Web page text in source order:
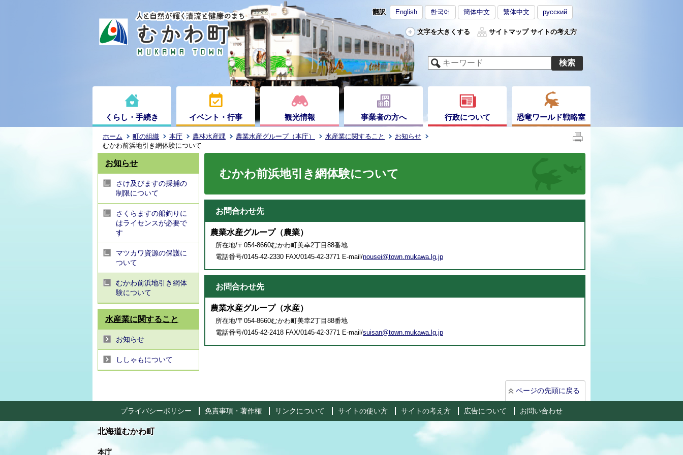
翻訳 English 한국어 簡体中文 繁体中文 русский
文字を大きくする サイトマップ サイトの考え方
くらし・手続き イベント・行事 観光情報 事業者の方へ 行政について 恐竜ワールド戦略室
ホーム 町の組織 本庁 農林水産課 農業水産グループ（本庁） 水産業に関すること
お知らせ
むかわ前浜地引き網体験について
お知らせ
さけ及びますの採捕の
制限について
さくらますの船釣りに
はライセンスが必要で
す
マツカワ資源の保護に
ついて
むかわ前浜地引き網体
験について
水産業に関すること
お知らせ
ししゃもについて
むかわ前浜地引き網体験について
お問合わせ先
農業水産グループ（農業）
所在地/〒054-8660むかわ町美幸2丁目88番地
電話番号/0145-42-2330 FAX/0145-42-3771 E-mail/nousei@town.mukawa.lg.jp
お問合わせ先
農業水産グループ（水産）
所在地/〒054-8660むかわ町美幸2丁目88番地
電話番号/0145-42-2418 FAX/0145-42-3771 E-mail/suisan@town.mukawa.lg.jp
ページの先頭に戻る
プライバシーポリシー 免責事項・著作権 リンクについて サイトの使い方 サイトの考え方 広告について お問い合わせ
北海道むかわ町
本庁